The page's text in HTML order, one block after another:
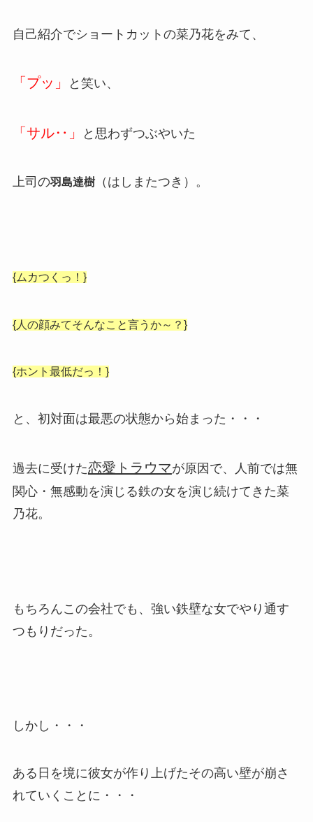
自己紹介でショートカットの菜乃花をみて、
「プッ」 と笑い、
「サル‥」 と思わずつぶやいた
上司の羽島達樹（はしまたつき）。
{ムカつくっ！}
{人の顔みてそんなこと言うか～？}
{ホント最低だっ！}
と、初対面は最悪の状態から始まった・・・
過去に受けた恋愛トラウマが原因で、人前では無
関心・無感動を演じる鉄の女を演じ続けてきた菜
乃花。
もちろんこの会社でも、強い鉄壁な女でやり通す
つもりだった。
しかし・・・
ある日を境に彼女が作り上げたその高い壁が崩さ
れていくことに・・・